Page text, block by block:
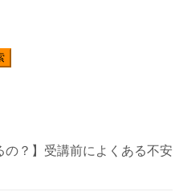
の？】受講前によくある不安